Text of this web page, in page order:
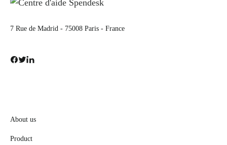
7 Rue de Madrid - 75008 Paris - France
About us
Product